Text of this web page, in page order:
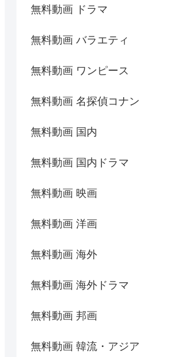
無料動画 ドラマ
無料動画 バラエティ
無料動画 ワンピース
無料動画 名探偵コナン
無料動画 国内
無料動画 国内ドラマ
無料動画 映画
無料動画 洋画
無料動画 海外
無料動画 海外ドラマ
無料動画 邦画
無料動画 韓流・アジア